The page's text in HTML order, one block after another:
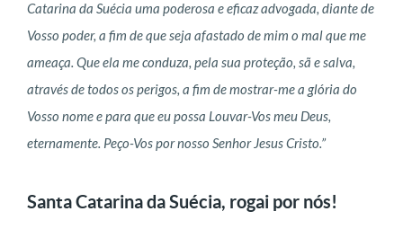
Catarina da Suécia uma poderosa e eficaz advogada, diante de
Vosso poder, a fim de que seja afastado de mim o mal que me
ameaça. Que ela me conduza, pela sua proteção, sã e salva,
através de todos os perigos, a fim de mostrar-me a glória do
Vosso nome e para que eu possa Louvar-Vos meu Deus,
eternamente. Peço-Vos por nosso Senhor Jesus Cristo.”
Santa Catarina da Suécia, rogai por nós!